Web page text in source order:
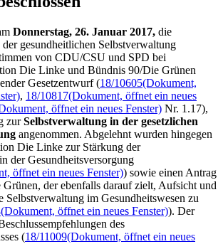
Donnerstag, 26. Januar 2017, die
gesundheitlichen Selbstverwaltung
von CDU/CSU und SPD bei
Die Linke und Bündnis 90/Die Grünen
Gesetzentwurf (18/10605(Dokument,
, 18/10817(Dokument, öffnet ein neues
öffnet ein neues Fenster) Nr. 1.17),
zurSelbstverwaltung in der gesetzlichen
angenommen. Abgelehnt wurden hingegen
Die Linke zur Stärkung der
der Gesundheitsversorgung
öffnet ein neues Fenster)) sowie einen Antrag
der ebenfalls darauf zielt, Aufsicht und
Selbstverwaltung im Gesundheitswesen zu
(Dokument, öffnet ein neues Fenster)). Der
des
(18/11009(Dokument, öffnet ein neues